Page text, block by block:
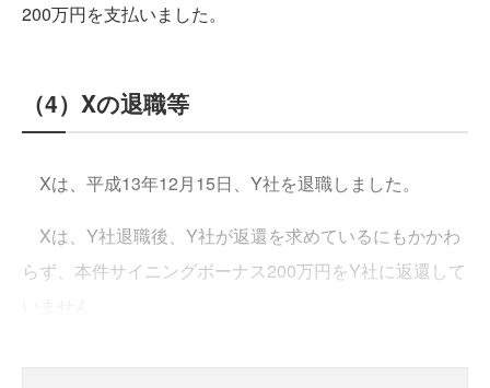
200万円を支払いました。
（4）Xの退職等
Xは、平成13年12月15日、Y社を退職しました。
Xは、Y社退職後、Y社が返還を求めているにもかかわ
らず、本件サイニングボーナス200万円をY社に返還して